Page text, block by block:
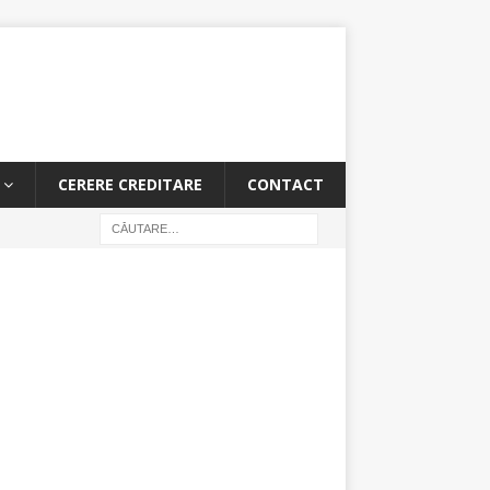
CERERE CREDITARE CONTACT